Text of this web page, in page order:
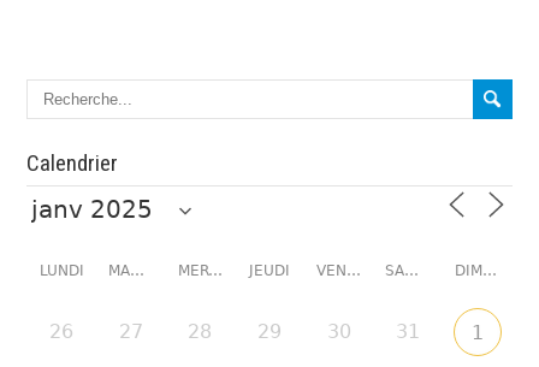
Calendrier
LUNDI MARDI MERCREDI JEUDI VENDREDI SAMEDI DIMANCHE
26 27 28 29 30 31 1